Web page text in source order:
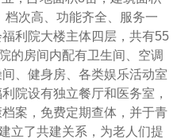
次高、功能齐全、服务一
利院大楼主体四层，共有55
的房间内配有卫生间、空调
、健身房、各类娱乐活动室
院设有独立餐厅和医务室，
案，免费定期查体，并于青
立了共建关系，为老人们提